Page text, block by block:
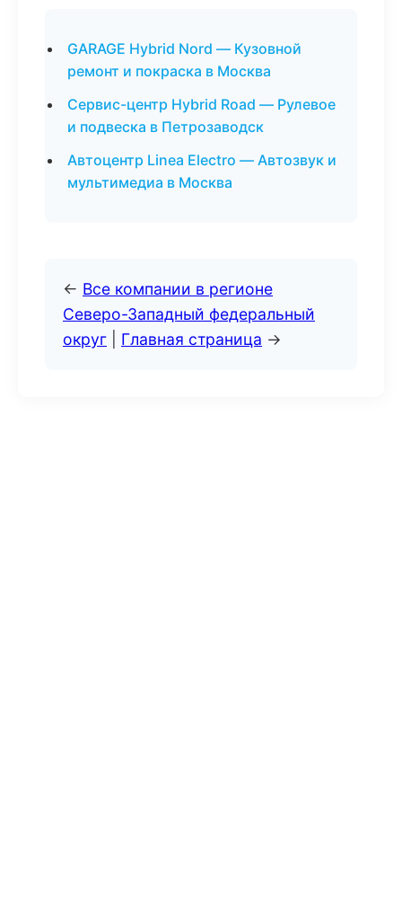
GARAGE Hybrid Nord — Кузовной
ремонт и покраска в Москва
Сервис-центр Hybrid Road — Рулевое
и подвеска в Петрозаводск
Автоцентр Linea Electro — Автозвук и
мультимедиа в Москва
← Все компании в регионе
Северо-Западный федеральный
округ
Главная страница →